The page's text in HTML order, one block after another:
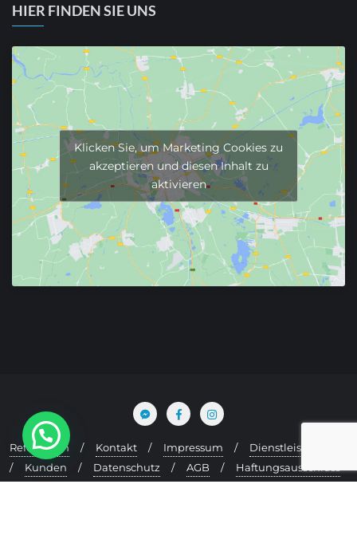
HIER FINDEN SIE UNS
Klicken Sie, um Marketing Cookies zu
akzeptieren und diesen Inhalt zu
aktivieren
Referenzen Kontakt Impressum
Dienstleistungen
Kunden
Datenschutz AGB
Haftungsausschluss